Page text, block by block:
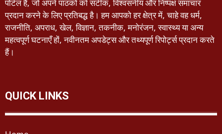
पोर्टल है, जो अपने पाठकों को सटीक, विश्वसनीय और निष्पक्ष समाचार
प्रदान करने के लिए प्रतिबद्ध है। हम आपको हर क्षेत्र में, चाहे वह धर्म,
राजनीति, अपराध, खेल, विज्ञान, तकनीक, मनोरंजन, स्वास्थ्य या अन्य
महत्वपूर्ण घटनाएँ हों, नवीनतम अपडेट्स और तथ्यपूर्ण रिपोर्ट्स प्रदान करते
हैं।
QUICK LINKS